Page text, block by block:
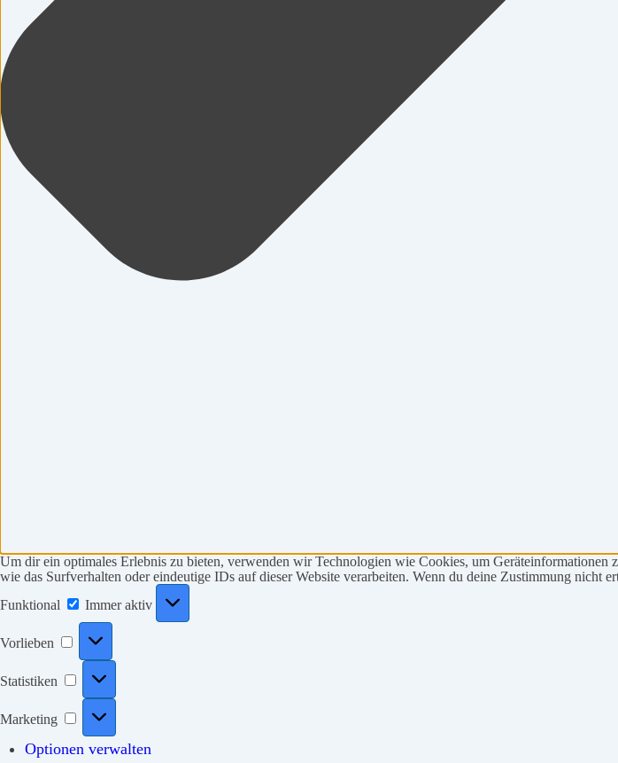
Um dir ein optimales Erlebnis zu bieten, verwenden wir Technologien wie Cookies, um
wie das Surfverhalten oder eindeutige IDs auf dieser Website verarbeiten. Wenn du deine Zustimmung nicht
Funktional
Immer aktiv
Vorlieben
Vorlieben
Statistiken
Statistiken
Marketing
Marketing
Optionen verwalten